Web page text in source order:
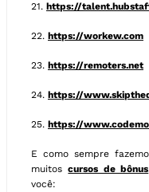
21. https://
22. https://workew.com
23. https://remoters.net
24. https://
25. https://
E como sempre
muitoscursos de bônus
você: